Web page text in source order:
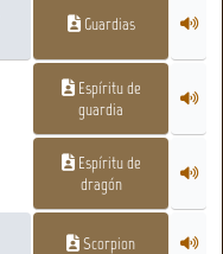
Guardias
Espíritu de
guardia
Espíritu de
dragón
Scorpion